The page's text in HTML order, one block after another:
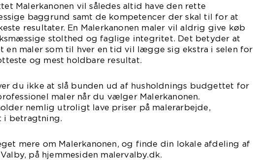
Malerkanonen vil således altid have den rette
baggrund samt de kompetencer der skal til for at
resultater. En Malerkanonen maler vil aldrig give køb
stolthed og faglige integritet. Det betyder at
en maler som til hver en tid vil lægge sig ekstra i selen for
og mest holdbare resultat.
du ikke at slå bunden ud af husholdnings budgettet for
maler når du vælger Malerkanonen.
nemlig utroligt lave priser på malerarbejde,
i betragtning.
mere om Malerkanonen, og finde din lokale afdeling af
på hjemmesiden malervalby.dk.